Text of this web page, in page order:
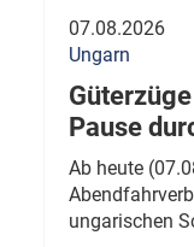
07.08.2026
Ungarn
Pause
Ab heute
ungarischen